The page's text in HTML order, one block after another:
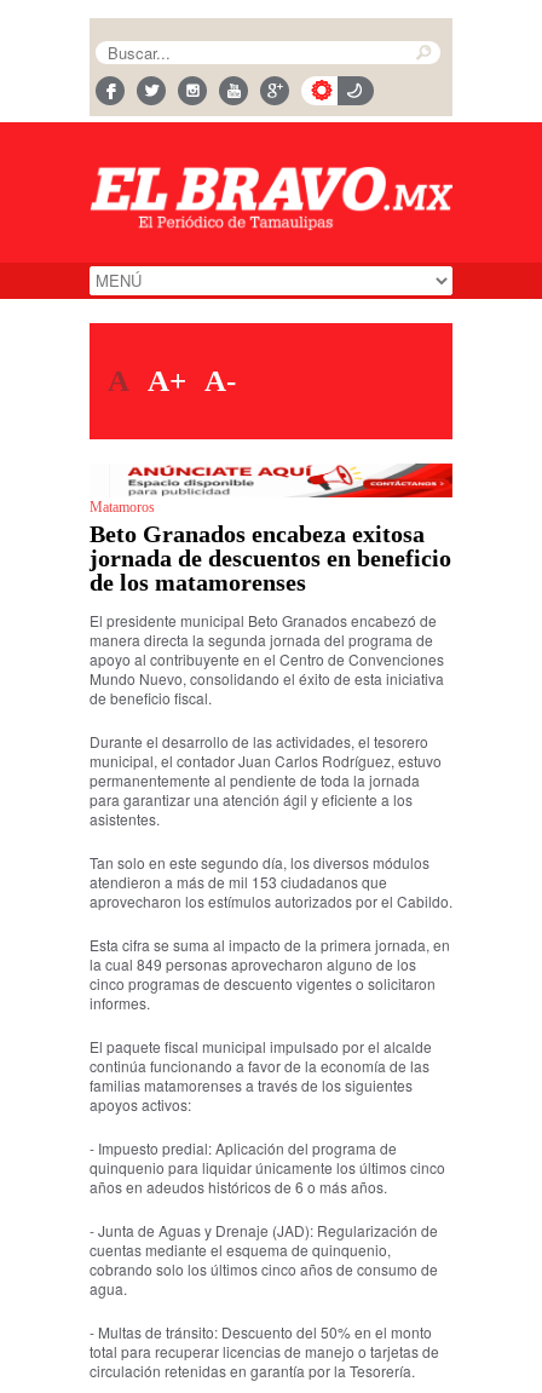
A A+ A-
Matamoros
Beto Granados encabeza exitosa
jornada de descuentos en beneficio
de los matamorenses
El presidente municipal Beto Granados encabezó de
manera directa la segunda jornada del programa de
apoyo al contribuyente en el Centro de Convenciones
Mundo Nuevo, consolidando el éxito de esta iniciativa
de beneficio fiscal.
Durante el desarrollo de las actividades, el tesorero
municipal, el contador Juan Carlos Rodríguez, estuvo
permanentemente al pendiente de toda la jornada
para garantizar una atención ágil y eficiente a los
asistentes.
Tan solo en este segundo día, los diversos módulos
atendieron a más de mil 153 ciudadanos que
aprovecharon los estímulos autorizados por el Cabildo.
Esta cifra se suma al impacto de la primera jornada, en
la cual 849 personas aprovecharon alguno de los
cinco programas de descuento vigentes o solicitaron
informes.
El paquete fiscal municipal impulsado por el alcalde
continúa funcionando a favor de la economía de las
familias matamorenses a través de los siguientes
apoyos activos:
- Impuesto predial: Aplicación del programa de
quinquenio para liquidar únicamente los últimos cinco
años en adeudos históricos de 6 o más años.
- Junta de Aguas y Drenaje (JAD): Regularización de
cuentas mediante el esquema de quinquenio,
cobrando solo los últimos cinco años de consumo de
agua.
- Multas de tránsito: Descuento del 50% en el monto
total para recuperar licencias de manejo o tarjetas de
circulación retenidas en garantía por la Tesorería.